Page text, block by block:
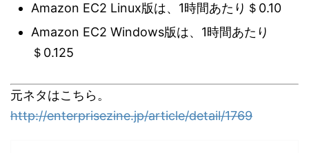
Amazon EC2 Linux版は、1時間あたり＄0.10
Amazon EC2 Windows版は、1時間あたり
＄0.125
元ネタはこちら。
http://enterprisezine.jp/article/detail/1769